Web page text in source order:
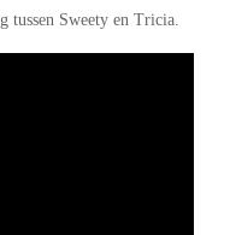
tussen Sweety en Tricia.